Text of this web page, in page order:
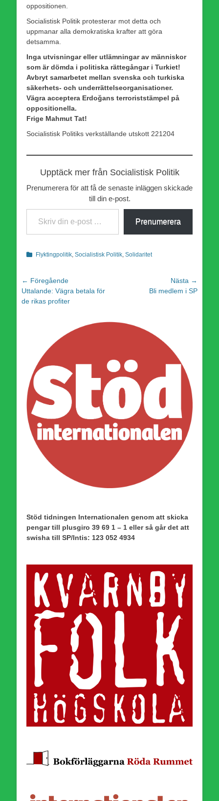
oppositionen.
Socialistisk Politik protesterar mot detta och
uppmanar alla demokratiska krafter att göra
detsamma.
Inga utvisningar eller utlämningar av människor
som är dömda i politiska rättegångar i Turkiet!
Avbryt samarbetet mellan svenska och turkiska
säkerhets- och underrättelseorganisationer.
Vägra acceptera Erdoğans terroriststämpel på
oppositionella.
Frige Mahmut Tat!
Socialistisk Politiks verkställande utskott 221204
Upptäck mer från Socialistisk Politik
Prenumerera för att få de senaste inläggen skickade
till din e-post.
Skriv din e-post …
Prenumerera
Kategorier
Flyktingpolitik Socialistisk Politik Solidaritet
Inläggsnavigering
← Föregående
Föregående
inlägg:
Uttalande: Vägra betala för
de rikas profiter
Nästa →
Bli medlem i SP
Stöd tidningen Internationalen genom att skicka
pengar till plusgiro 39 69 1 – 1 eller så går det att
swisha till SP/Intis: 123 052 4934